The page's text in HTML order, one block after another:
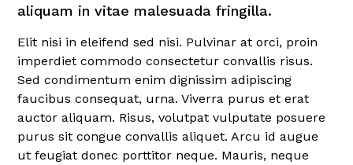
aliquam in vitae malesuada fringilla.
Elit nisi in eleifend sed nisi. Pulvinar at orci, proin
imperdiet commodo consectetur convallis risus.
Sed condimentum enim dignissim adipiscing
faucibus consequat, urna. Viverra purus et erat
auctor aliquam. Risus, volutpat vulputate posuere
purus sit congue convallis aliquet. Arcu id augue
ut feugiat donec porttitor neque. Mauris, neque